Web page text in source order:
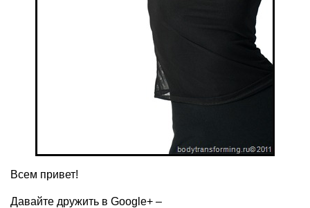
Всем привет!
Давайте дружить в Google+ –